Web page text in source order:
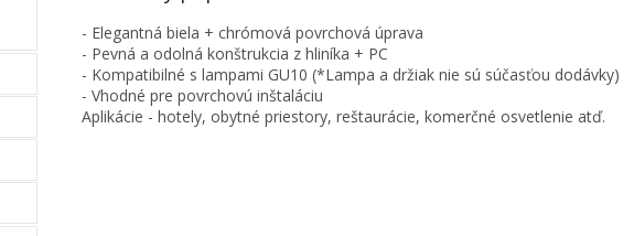
- Elegantná biela + chrómová povrchová úprava
- Pevná a odolná konštrukcia z hliníka + PC
- Kompatibilné s lampami GU10 (*Lampa a držiak nie sú súčasťou dodávky)
- Vhodné pre povrchovú inštaláciu
Aplikácie - hotely, obytné priestory, reštaurácie, komerčné osvetlenie atď.